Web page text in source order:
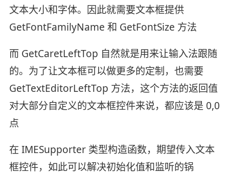
文本大小和字体。因此就需要文本框提供
GetFontFamilyName 和 GetFontSize 方法
而 GetCaretLeftTop 自然就是用来让输入法跟随
的。为了让文本框可以做更多的定制，也需要
GetTextEditorLeftTop 方法，这个方法的返回值
对大部分自定义的文本框控件来说，都应该是 0,0
点
在 IMESupporter 类型构造函数，期望传入文本
框控件，如此可以解决初始化值和监听的锅